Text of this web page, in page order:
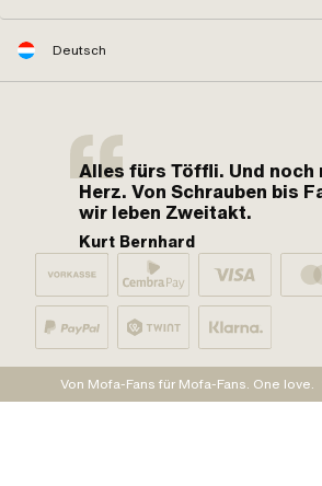
Deutsch
Alles fürs Töffli. Und noch
Herz. Von Schrauben bis
wir leben Zweitakt.
Kurt Bernhard
Von Mofa-Fans für Mofa-Fans. One love.